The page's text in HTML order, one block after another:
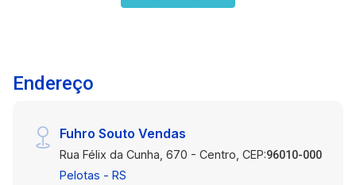
Endereço
Fuhro Souto Vendas
Rua Félix da Cunha, 670 - Centro, CEP:96010-000
Pelotas - RS